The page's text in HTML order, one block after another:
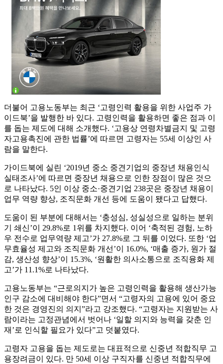
더불어 고용노동부는 최근 ‘고령인력 활용을 위한 사업주 가
이드북’을 발행한 바 있다. 고령인력을 활용하면 좋은 점과 이
를 돕는 제도에 대해 소개했다. ‘고용상 연령차별금지 및 고령
자고용촉진에 관한 법률’에 따르면 고령자는 55세 이상인 사
람을 말한다.
가이드북에 실린 ‘2019년 중소 중견기업의 중장년 채용인식
실태조사’에 따르면 중장년 채용으로 인한 장점이 많은 것으
로 나타났다. 5인 이상 중소·중견기업 238곳은 중장년 채용이
업무 역량 향상, 조직문화 개선 등에 도움이 됐다고 답했다.
도움이 된 부분에 대해서는 ‘충성심, 성실성으로 일하는 분위
기 쇄신’이 29.8%로 1위를 차지했다. 이어 ‘축적된 경험, 노하
우 전수로 업무역량 제고’가 27.8%로 그 뒤를 이었다. 또한 ‘업
무효율성 제고와 조직문화 개선’이 16.0%, ‘매출 증가, 원가 절
감, 생산성 향상’이 15.3%, ‘원활한 의사소통으로 조직융화 제
고’가 11.1%로 나타났다.
고용노동부는 “근로의지가 높은 고령인력을 활용해 생산가능
인구 감소에 대비해야 한다”면서 “고령자의 고용에 있어 중요
한 것은 경영진의 의지”라고 강조했다. “고령자는 지원받는 사
람이라는 고정관념에서 벗어나 ‘일할 의지와 능력을 갖춘 인
재’로 인식할 필요가 있다”고 덧붙였다.
고령자 고용을 돕는 제도로는 대표적으로 신중년 적합직무 고
용장려금이 있다. 만 50세 이상 구직자를 신중년 적합직무에